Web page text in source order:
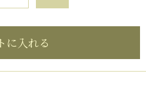
に入れる